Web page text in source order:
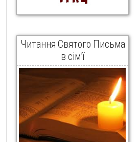
Читання Святого Письма
в сім’ї